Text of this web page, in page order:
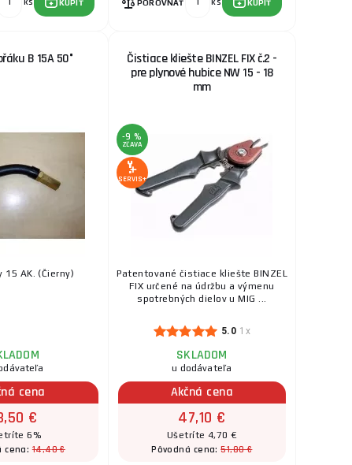
KÚPIŤ POROVNAŤ KÚPIŤ
B 15A 50°
15 AK. (Čierny)
cena
€
6%
cena:14,40 €
Čistiace kliešte BINZEL FIX č.2 -
pre plynové hubice NW 15 - 18
mm
-9 %
ZĽAVA
SERVIS+
Patentované čistiace kliešte BINZEL
FIX určené na údržbu a výmenu
spotrebných dielov u MIG ...
5.0 1x
SKLADOM
u dodávateľa
Akčná cena
47,10 €
Ušetríte 4,70 €
Pôvodná cena:51,80 €